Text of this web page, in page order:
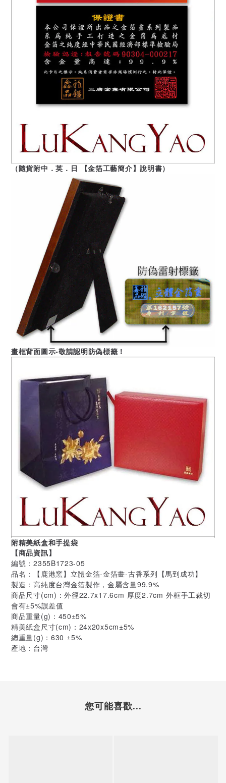
（隨貨附中．英．日 【金箔工藝簡介】說明書）
畫框背面圖示-敬請認明防偽標籤！
附精美紙盒和手提袋
【商品資訊】
編號：2355B1723-05
品名：【鹿港窯】立體金箔-金箔畫-古香系列【馬到成功】
製造：高純度台灣金箔製作，金屬含量99.9%
商品尺寸(cm)：外徑22.7x17.6cm 厚度2.7cm 外框手工裁切
會有±5%誤差值
商品重量(g)：450±5%
精美紙盒尺寸(cm)：24x20x5cm±5%
總重量(g)：630 ±5%
產地：台灣
您可能喜歡...